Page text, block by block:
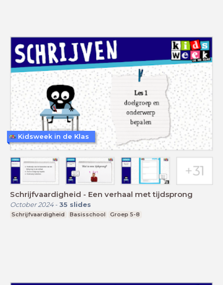
Schrijfvaardigheid - Een verhaal met tijdsprong
October 2024- 35 slides
Schrijfvaardigheid Basisschool Groep 5-8
Kidsweek in de Klas